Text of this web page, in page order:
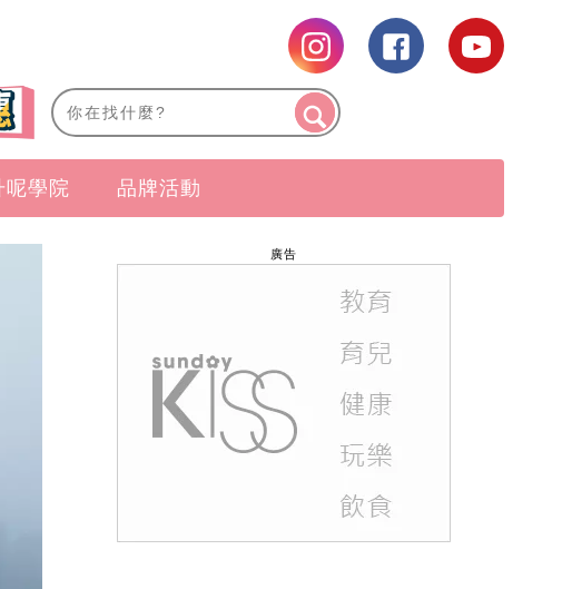
呢學院 品牌活動
廣告